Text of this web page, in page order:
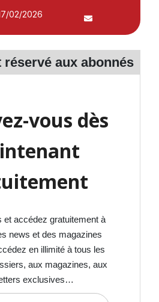
02/2026
réservé aux abonnés
vous dès
et accédez gratuitement à
news et des magazines
en illimité à tous les
aux magazines, aux
exclusives…